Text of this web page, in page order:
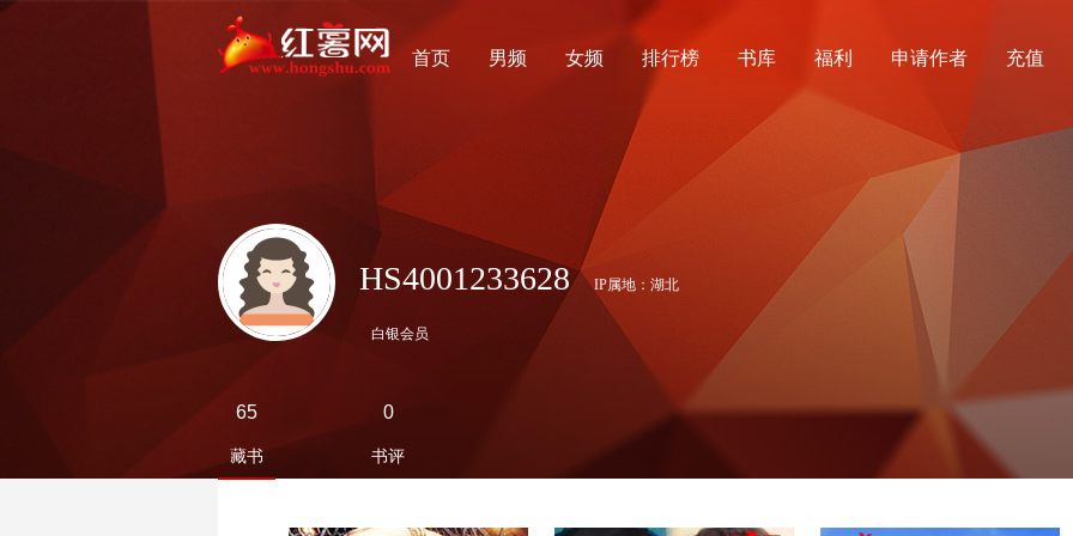
首页 男频 女频 排行榜 书库 福利 申请作者 充值
HS4001233628 IP属地：湖北
白银会员
65
藏书
0
书评